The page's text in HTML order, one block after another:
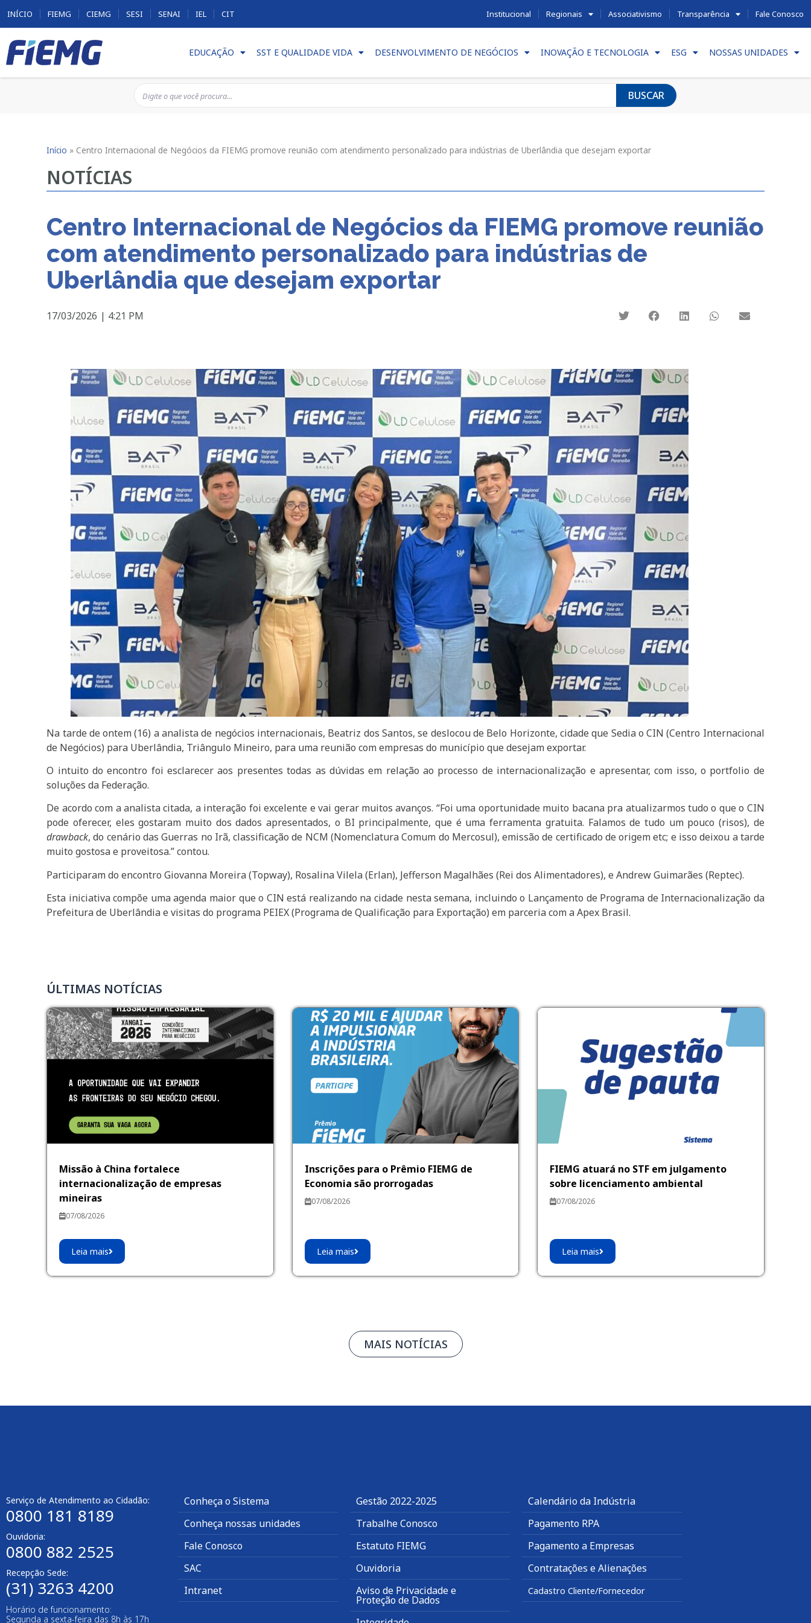
INÍCIO FIEMG CIEMG SESI SENAI IEL CIT Institucional Regionais Associativismo Transparência Fale Conosco
EDUCAÇÃO SST E QUALIDADE VIDA DESENVOLVIMENTO DE NEGÓCIOS INOVAÇÃO E TECNOLOGIA ESG NOSSAS UNIDADES
BUSCAR
Início » Centro Internacional de Negócios da FIEMG promove reunião com atendimento personalizado para indústrias de Uberlândia que desejam exportar
NOTÍCIAS
Centro Internacional de Negócios da FIEMG promove reunião
com atendimento personalizado para indústrias de
Uberlândia que desejam exportar
17/03/2026 | 4:21 PM
Na tarde de ontem (16) a analista de negócios internacionais, Beatriz dos Santos, se deslocou de Belo Horizonte, cidade que Sedia o CIN (Centro Internacional
de Negócios) para Uberlândia, Triângulo Mineiro, para uma reunião com empresas do município que desejam exportar.
O intuito do encontro foi esclarecer aos presentes todas as dúvidas em relação ao processo de internacionalização e apresentar, com isso, o portfolio de
soluções da Federação.
De acordo com a analista citada, a interação foi excelente e vai gerar muitos avanços. “Foi uma oportunidade muito bacana pra atualizarmos tudo o que o CIN
pode oferecer, eles gostaram muito dos dados apresentados, o BI principalmente, que é uma ferramenta gratuita. Falamos de tudo um pouco (risos), de
drawback, do cenário das Guerras no Irã, classificação de NCM (Nomenclatura Comum do Mercosul), emissão de certificado de origem etc; e isso deixou a tarde
muito gostosa e proveitosa.” contou.
Participaram do encontro Giovanna Moreira (Topway), Rosalina Vilela (Erlan), Jefferson Magalhães (Rei dos Alimentadores), e Andrew Guimarães (Reptec).
Esta iniciativa compõe uma agenda maior que o CIN está realizando na cidade nesta semana, incluindo o Lançamento de Programa de Internacionalização da
Prefeitura de Uberlândia e visitas do programa PEIEX (Programa de Qualificação para Exportação) em parceria com a Apex Brasil.
ÚLTIMAS NOTÍCIAS
Missão à China fortalece
internacionalização de empresas
mineiras
07/08/2026
Leia mais
Inscrições para o Prêmio FIEMG de
Economia são prorrogadas
07/08/2026
Leia mais
FIEMG atuará no STF em julgamento
sobre licenciamento ambiental
07/08/2026
Leia mais
MAIS NOTÍCIAS
Serviço de Atendimento ao Cidadão:
0800 181 8189
Ouvidoria:
0800 882 2525
Recepção Sede:
(31) 3263 4200
Horário de funcionamento:
Segunda a sexta-feira das 8h às 17h
Conheça o Sistema
Conheça nossas unidades
Fale Conosco
SAC
Intranet
Gestão 2022-2025
Trabalhe Conosco
Estatuto FIEMG
Ouvidoria
Aviso de Privacidade e
Proteção de Dados
Calendário da Indústria
Pagamento RPA
Pagamento a Empresas
Contratações e Alienações
Cadastro Cliente/Fornecedor